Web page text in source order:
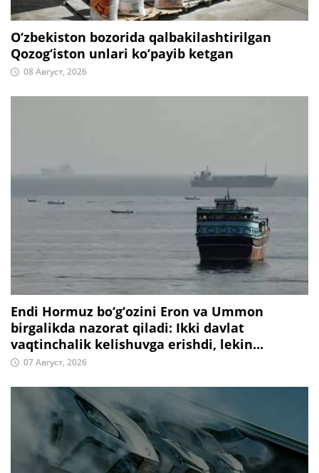
O‘zbekiston bozorida qalbakilashtirilgan
Qozog‘iston unlari ko‘payib ketgan
08 Август, 2026
Endi Hormuz bo‘g‘ozini Eron va Ummon
birgalikda nazorat qiladi: Ikki davlat
vaqtinchalik kelishuvga erishdi, lekin...
07 Август, 2026